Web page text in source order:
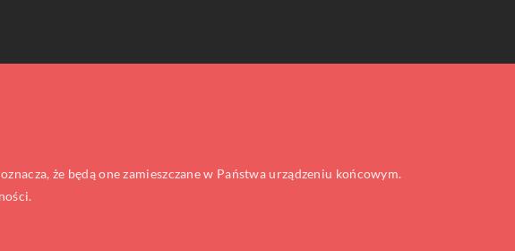
że będą one zamieszczane w Państwa urządzeniu końcowym.
.